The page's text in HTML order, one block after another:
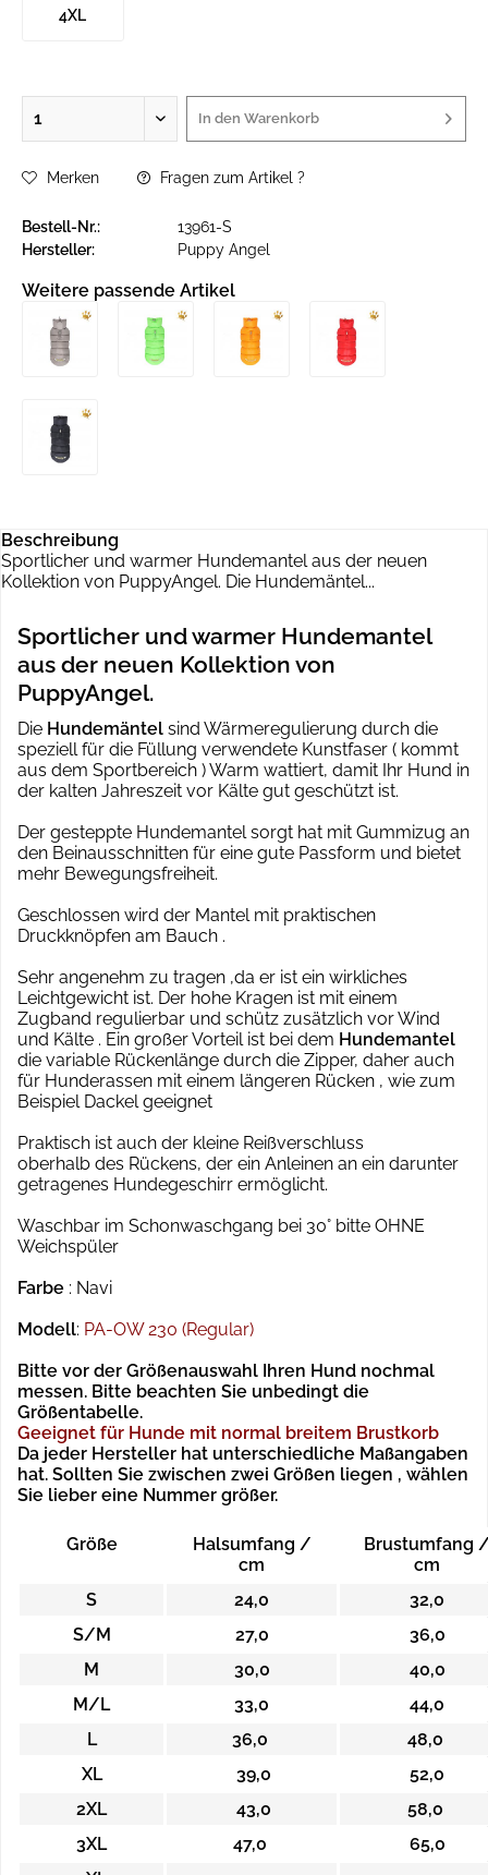
4XL
In den Warenkorb
Merken Fragen zum Artikel ?
Bestell-Nr.:
13961-S
Hersteller:
Puppy Angel
Weitere passende Artikel
Beschreibung
Sportlicher und warmer Hundemantel aus der neuen
Kollektion von PuppyAngel. Die Hundemäntel...
Sportlicher und warmer Hundemantel
aus der neuen Kollektion von
PuppyAngel.
Die Hundemäntel sind Wärmeregulierung durch die
speziell für die Füllung verwendete Kunstfaser ( kommt
aus dem Sportbereich ) Warm wattiert, damit Ihr Hund in
der kalten Jahreszeit vor Kälte gut geschützt ist.
Der gesteppte Hundemantel sorgt hat mit Gummizug an
den Beinausschnitten für eine gute Passform und bietet
mehr Bewegungsfreiheit.
Geschlossen wird der Mantel mit praktischen
Druckknöpfen am Bauch .
Sehr angenehm zu tragen ,da er ist ein wirkliches
Leichtgewicht ist. Der hohe Kragen ist mit einem
Zugband regulierbar und schütz zusätzlich vor Wind
und Kälte . Ein großer Vorteil ist bei dem Hundemantel
die variable Rückenlänge durch die Zipper, daher auch
für Hunderassen mit einem längeren Rücken , wie zum
Beispiel Dackel geeignet
Praktisch ist auch der kleine Reißverschluss
oberhalb des Rückens, der ein Anleinen an ein darunter
getragenes Hundegeschirr ermöglicht.
Waschbar im Schonwaschgang bei 30° bitte OHNE
Weichspüler
Farbe : Navi
Modell: PA-OW 230 (Regular)
Bitte vor der Größenauswahl Ihren Hund nochmal
messen. Bitte beachten Sie unbedingt die
Größentabelle.
Geeignet für Hunde mit normal breitem Brustkorb
Da jeder Hersteller hat unterschiedliche Maßangaben
hat. Sollten Sie zwischen zwei Größen liegen , wählen
Sie lieber eine Nummer größer.
Größe
Halsumfang /
cm
Brustumfang
cm
S
24,0
32,0
S/M
27,0
36,0
M
30,0
40,0
M/L
33,0
44,0
L
36,0
48,0
XL
39,0
52,0
2XL
43,0
58,0
3XL
47,0
65,0